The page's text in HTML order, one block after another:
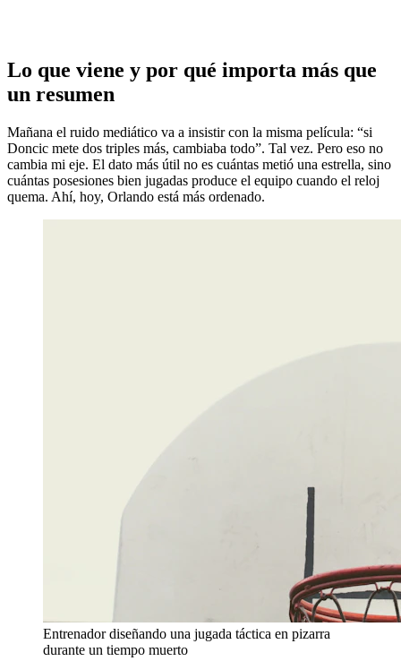
Lo que viene y por qué importa más que
un resumen
Mañana el ruido mediático va a insistir con la misma película: “si
Doncic mete dos triples más, cambiaba todo”. Tal vez. Pero eso no
cambia mi eje. El dato más útil no es cuántas metió una estrella, sino
cuántas posesiones bien jugadas produce el equipo cuando el reloj
quema. Ahí, hoy, Orlando está más ordenado.
Entrenador diseñando una jugada táctica en pizarra
durante un tiempo muerto